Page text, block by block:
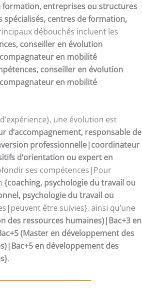
formation, entreprises ou structures
centres de formation,
débouchés incluent les
conseiller en évolution
en mobilité
conseiller en évolution
en mobilité
une évolution est
d’accompagnement, responsable de
professionnelle|coordinateur
d’orientation ou expert en
ses compétences|Pour
{coaching, psychologie du travail ou
psychologie du travail ou
être suivies}, ainsi qu’une
des ressources humaines)|Bac+3 en
(Master en développement des
en développement des
.